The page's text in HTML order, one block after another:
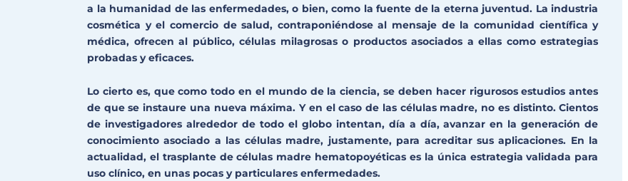
a la humanidad de las enfermedades, o bien, como la fuente de la eterna juventud. La industria
cosmética y el comercio de salud, contraponiéndose al mensaje de la comunidad científica y
médica, ofrecen al público, células milagrosas o productos asociados a ellas como estrategias
probadas y eficaces.
Lo cierto es, que como todo en el mundo de la ciencia, se deben hacer rigurosos estudios antes
de que se instaure una nueva máxima. Y en el caso de las células madre, no es distinto. Cientos
de investigadores alrededor de todo el globo intentan, día a día, avanzar en la generación de
conocimiento asociado a las células madre, justamente, para acreditar sus aplicaciones. En la
actualidad, el trasplante de células madre hematopoyéticas es la única estrategia validada para
uso clínico, en unas pocas y particulares enfermedades.